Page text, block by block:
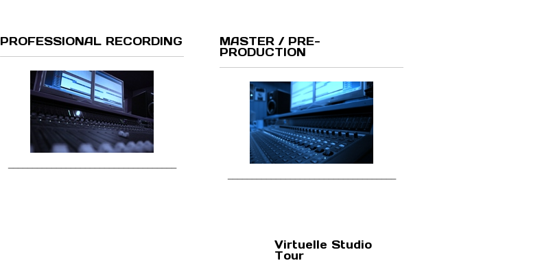
PROFESSIONAL RECORDING
MASTER / PRE-
PRODUCTION
Virtuelle Studio
Tour